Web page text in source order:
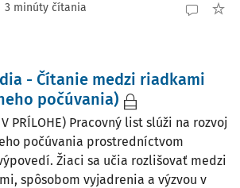
3 minúty čítania
- Čítanie medzi riadkami
počúvania)
V PRÍLOHE) Pracovný list slúži na rozvoj
počúvania prostredníctvom
Žiaci sa učia rozlišovať medzi
spôsobom vyjadrenia a výzvou v